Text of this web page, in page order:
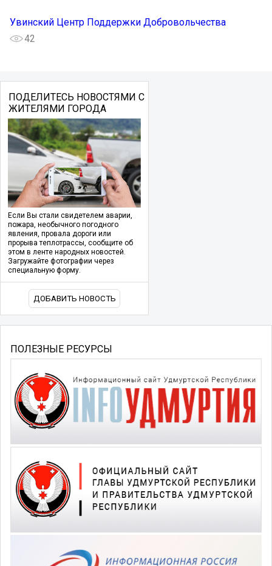
Увинский Центр Поддержки Добровольчества
42
ПОДЕЛИТЕСЬ НОВОСТЯМИ С
ЖИТЕЛЯМИ ГОРОДА
Если Вы стали свидетелем аварии,
пожара, необычного погодного
явления, провала дороги или
прорыва теплотрассы, сообщите об
этом в ленте народных новостей.
Загружайте фотографии через
специальную форму.
ДОБАВИТЬ НОВОСТЬ
ПОЛЕЗНЫЕ РЕСУРСЫ